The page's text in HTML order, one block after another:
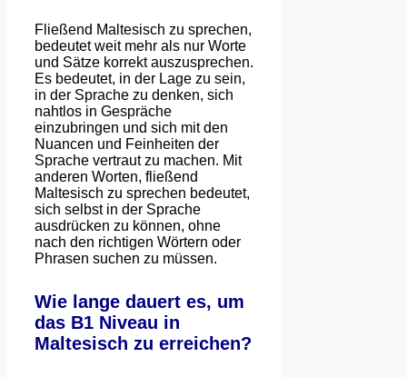
Fließend Maltesisch zu sprechen,
bedeutet weit mehr als nur Worte
und Sätze korrekt auszusprechen.
Es bedeutet, in der Lage zu sein,
in der Sprache zu denken, sich
nahtlos in Gespräche
einzubringen und sich mit den
Nuancen und Feinheiten der
Sprache vertraut zu machen. Mit
anderen Worten, fließend
Maltesisch zu sprechen bedeutet,
sich selbst in der Sprache
ausdrücken zu können, ohne
nach den richtigen Wörtern oder
Phrasen suchen zu müssen.
Wie lange dauert es, um
das B1 Niveau in
Maltesisch zu erreichen?